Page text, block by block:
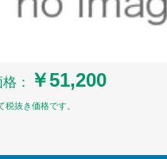
： ￥51,200
抜き価格です。